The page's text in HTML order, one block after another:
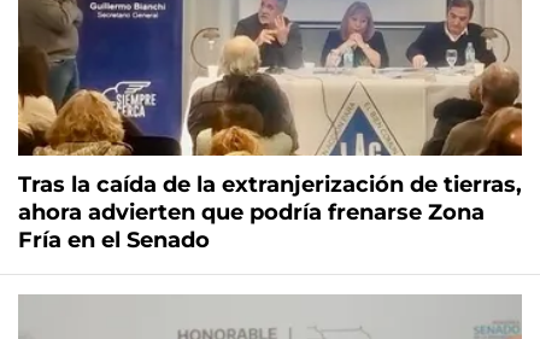
Tras la caída de la extranjerización de tierras,
ahora advierten que podría frenarse Zona
Fría en el Senado